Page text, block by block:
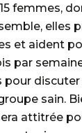
femmes,
elles
et aident
par
sain.
attitrée